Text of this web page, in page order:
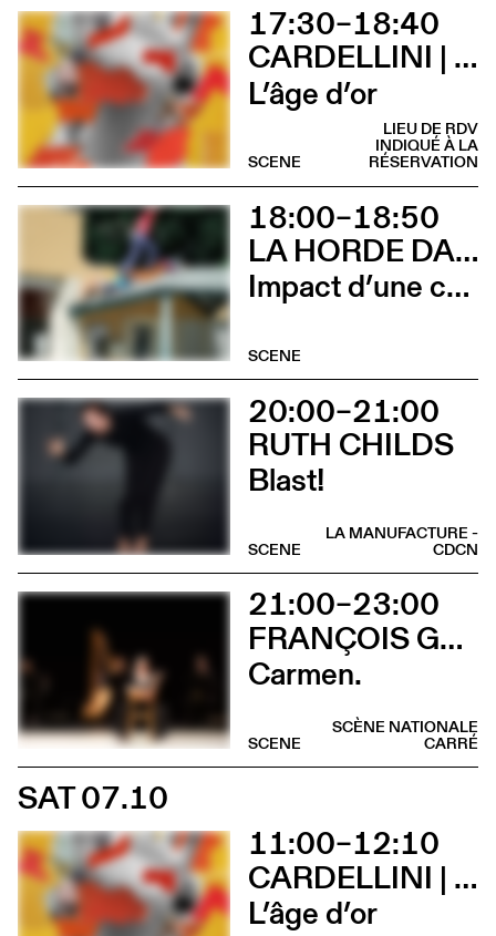
17:30–18:40
CARDELLINI | GONZALEZ
L’âge d’or
LIEU DE RDV
INDIQUÉ À LA
RÉSERVATION
SCENE
18:00–18:50
LA HORDE DANS LES PAVÉS
Impact d’une course x Stadium
SCENE
20:00–21:00
RUTH CHILDS
Blast!
LA MANUFACTURE -
CDCN
SCENE
21:00–23:00
FRANÇOIS GREMAUD / 2B COMPANY
Carmen.
SCÈNE NATIONALE
CARRÉ
SCENE
SAT 07.10
11:00–12:10
CARDELLINI | GONZALEZ
L’âge d’or